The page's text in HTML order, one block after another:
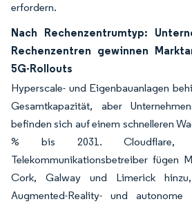
erfordern.
Nach Rechenzentrumtyp:
Rechenzentren gewinnen
5G-Rollouts
Hyperscale- und Eigenbauanlagen
Gesamtkapazität, aber
befinden sich auf einem schnelleren
% bis 2031. Cloudflare,
Telekommunikationsbetreiber fügen
Cork, Galway und Limerick
Augmented-Reality- und autonome